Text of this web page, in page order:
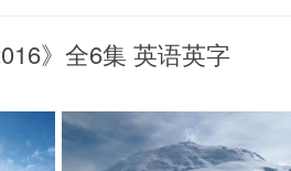
》全6集 英语英字